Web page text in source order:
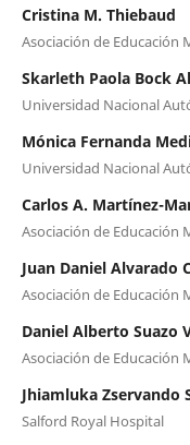
Cristina M. Thiebaud
Asociación de Educación
Skarleth Paola Bock
Universidad Nacional
Mónica Fernanda
Universidad Nacional
Carlos A. Martínez-
Asociación de Educación
Juan Daniel Alvarado
Asociación de Educación
Daniel Alberto Suazo
Asociación de Educación
Jhiamluka Zservando
Salford Royal Hospital